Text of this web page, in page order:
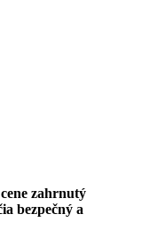
zahrnutý
bezpečný a